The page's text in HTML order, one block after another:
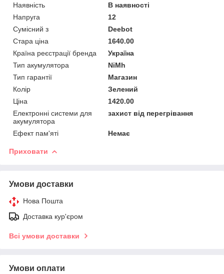
Наявність
В наявності
Напруга
12
Сумісний з
Deebot
Стара ціна
1640.00
Країна реєстрації бренда
Україна
Тип акумулятора
NiMh
Тип гарантії
Магазин
Колір
Зелений
Ціна
1420.00
Електронні системи для
акумулятора
захист від перегрівання
Ефект пам'яті Немає
Приховати
Умови доставки
Нова Пошта
Доставка кур'єром
Всі умови доставки
Умови оплати